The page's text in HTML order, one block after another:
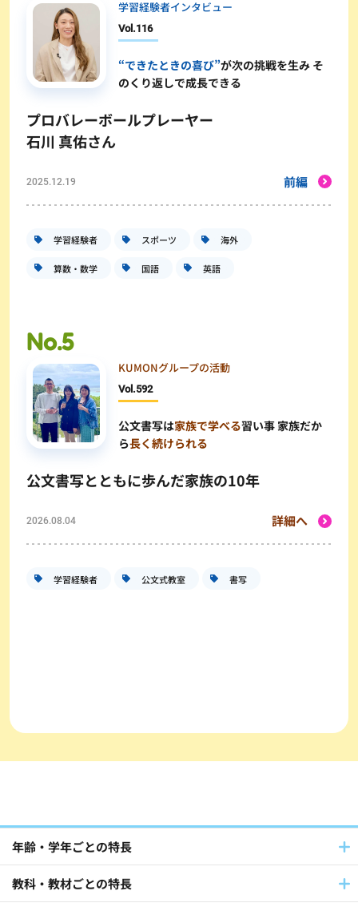
学習経験者インタビュー
Vol.116
“できたときの喜び”が次の挑戦を生み そ
のくり返しで成長できる
プロバレーボールプレーヤー
石川 真佑さん
2025.12.19 前編
学習経験者 スポーツ 海外
算数・数学 国語 英語
KUMONグループの活動
Vol.592
公文書写は家族で学べる習い事 家族だか
ら長く続けられる
公文書写とともに歩んだ家族の10年
2026.08.04 詳細へ
学習経験者 公文式教室 書写
年齢・学年ごとの特長
教科・教材ごとの特長